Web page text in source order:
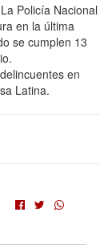
Policía Nacional
en la última
se cumplen 13
en
Latina.